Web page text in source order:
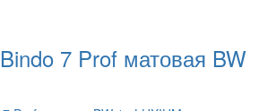
7 Prof матовая BW